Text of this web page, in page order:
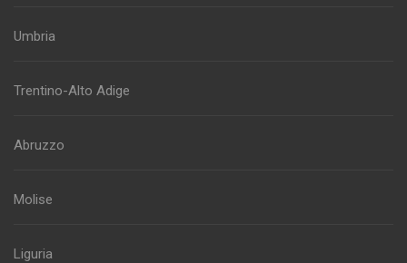
Umbria
Trentino-Alto Adige
Abruzzo
Molise
Liguria